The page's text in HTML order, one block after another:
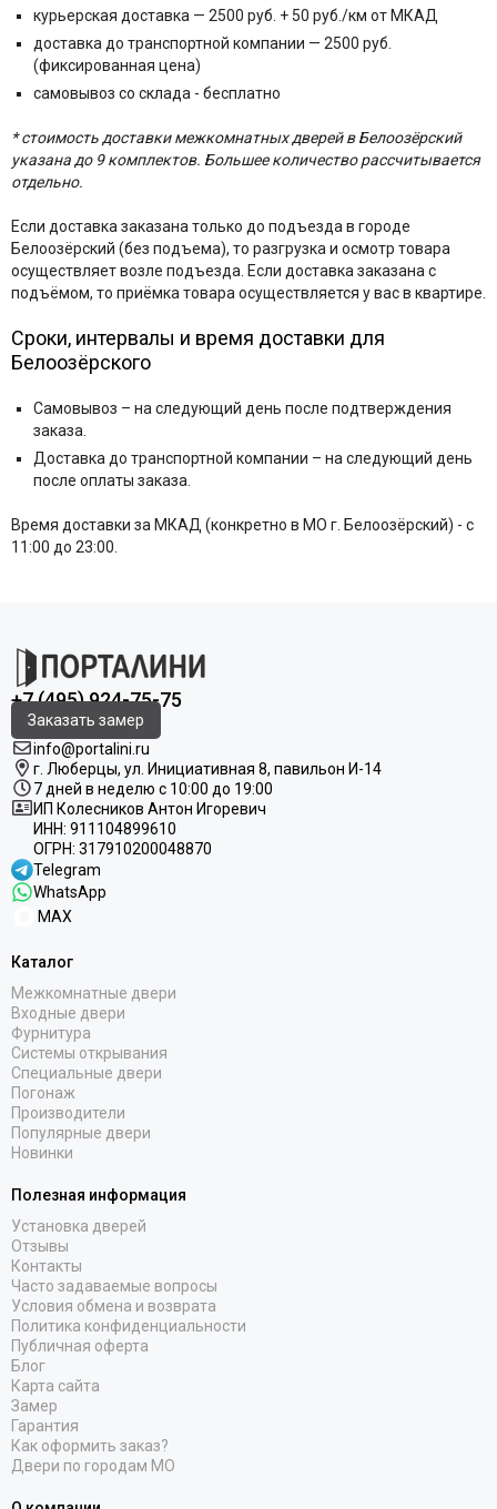
курьерская доставка — 2500 руб. + 50 руб./км от МКАД
доставка до транспортной компании — 2500 руб.
(фиксированная цена)
самовывоз со склада - бесплатно
* стоимость доставки межкомнатных дверей в Белоозёрский
указана до 9 комплектов. Большее количество рассчитывается
отдельно.
Если доставка заказана только до подъезда в городе
Белоозёрский (без подъема), то разгрузка и осмотр товара
осуществляет возле подъезда. Если доставка заказана с
подъёмом, то приёмка товара осуществляется у вас в квартире.
Сроки, интервалы и время доставки для
Белоозёрского
Самовывоз – на следующий день после подтверждения
заказа.
Доставка до транспортной компании – на следующий день
после оплаты заказа.
Время доставки за МКАД (конкретно в МО г. Белоозёрский) - с
11:00 до 23:00.
+7 (495) 924-75-75
Заказать замер
info@portalini.ru
г. Люберцы, ул. Инициативная 8, павильон И-14
7 дней в неделю с 10:00 до 19:00
ИП Колесников Антон Игоревич
ИНН: 911104899610
ОГРН: 317910200048870
Telegram
WhatsApp
MAX
Каталог
Межкомнатные двери
Входные двери
Фурнитура
Системы открывания
Специальные двери
Погонаж
Производители
Популярные двери
Новинки
Полезная информация
Установка дверей
Отзывы
Контакты
Часто задаваемые вопросы
Условия обмена и возврата
Политика конфиденциальности
Публичная оферта
Блог
Карта сайта
Замер
Гарантия
Как оформить заказ?
Двери по городам МО